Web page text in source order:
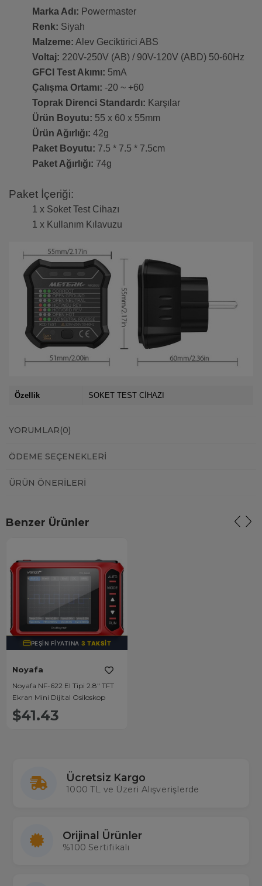
Marka Adı: Powermaster
Renk: Siyah
Malzeme: Alev Geciktirici ABS
Voltaj: 220V-250V (AB) / 90V-120V (ABD) 50-60Hz
GFCI Test Akımı: 5mA
Çalışma Ortamı: -20 ~ +60
Toprak Direnci Standardı: Karşılar
Ürün Boyutu: 55 x 60 x 55mm
Ürün Ağırlığı: 42g
Paket Boyutu: 7.5 * 7.5 * 7.5cm
Paket Ağırlığı: 74g
Paket İçeriği:
1 x Soket Test Cihazı
1 x Kullanım Kılavuzu
Özellik SOKET TEST CİHAZI
YORUMLAR(0)
ÖDEME SEÇENEKLERI
ÜRÜN ÖNERILERI
Benzer Ürünler
PEŞIN FIYATINA3 TAKSIT
Noyafa
Noyafa NF-622 El Tipi 2.8" TFT
Ekran Mini Dijital Osiloskop
$41.43
Ücretsiz Kargo
1000 TL ve Üzeri Alışverişlerde
Orijinal Ürünler
%100 Sertifikalı